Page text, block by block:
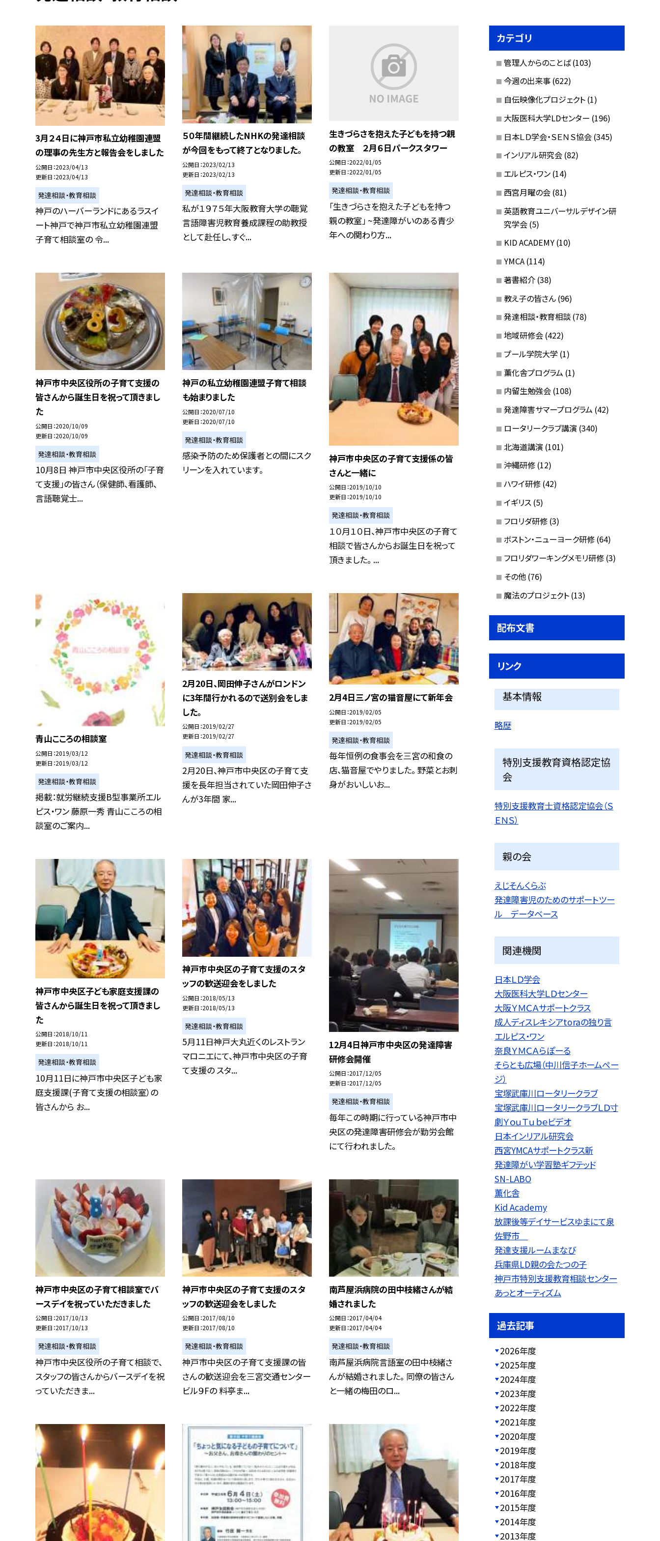
3月２４日に神戸市私立幼稚園連盟
の理事の先生方と報告会をしました
公開日 2023/04/13
更新日 2023/04/13
発達相談・教育相談
神戸のハーバーランドにあるラスイ
ート神戸で神戸市私立幼稚園連盟
子育て相談室の 令...
５０年間継続したNHKの発達相談
が今回をもって終了となりました。
公開日 2023/02/13
更新日 2023/02/13
発達相談・教育相談
私が１９７５年大阪教育大学の聴覚
言語障害児教育養成課程の助教授
として赴任し、すぐ...
生きづらさを抱えた子どもを持つ親
の教室 ２月６日パークスタワー
公開日 2022/01/05
更新日 2022/01/05
発達相談・教育相談
「生きづらさを抱えた子どもを持つ
親の教室」 ~発達障がいのある青少
年への関わり方...
神戸市中央区役所の子育て支援の
皆さんから誕生日を祝って頂きまし
た
公開日 2020/10/09
更新日 2020/10/09
発達相談・教育相談
10月8日 神戸市中央区役所の「子育
て支援」の皆さん（保健師、看護師、
言語聴覚士...
神戸の私立幼稚園連盟子育て相談
も始まりました
公開日 2020/07/10
更新日 2020/07/10
発達相談・教育相談
感染予防のため保護者との間にスク
リーンを入れています。
神戸市中央区の子育て支援係の皆
さんと一緒に
公開日 2019/10/10
更新日 2019/10/10
発達相談・教育相談
１０月１０日、神戸市中央区の子育て
相談で皆さんからお誕生日を祝って
頂きました。 ...
青山こころの相談室
公開日 2019/03/12
更新日 2019/03/12
発達相談・教育相談
掲載：就労継続支援B型事業所エル
ピス・ワン 藤原一秀 青山こころの相
談室のご案内...
2月20日、岡田伸子さんがロンドン
に3年間行かれるので送別会をしま
した。
公開日 2019/02/27
更新日 2019/02/27
発達相談・教育相談
2月20日、神戸市中央区の子育て支
援を長年担当されていた岡田伸子さ
んが3年間 家...
2月4日三ノ宮の猫音屋にて新年会
公開日 2019/02/05
更新日 2019/02/05
発達相談・教育相談
毎年恒例の食事会を三宮の和食の
店、猫音屋でやりました。 野菜とお刺
身がおいしいお...
神戸市中央区子ども家庭支援課の
皆さんから誕生日を祝って頂きまし
た
公開日 2018/10/11
更新日 2018/10/11
発達相談・教育相談
10月11日に神戸市中央区子ども家
庭支援課(子育て支援の相談室）の
皆さんから お...
神戸市中央区の子育て支援のスタ
ッフの歓送迎会をしました
公開日 2018/05/13
更新日 2018/05/13
発達相談・教育相談
5月11日神戸大丸近くのレストラン
マロニエにて、神戸市中央区の子育
て支援の スタ...
12月4日神戸市中央区の発達障害
研修会開催
公開日 2017/12/05
更新日 2017/12/05
発達相談・教育相談
毎年この時期に行っている神戸市中
央区の発達障害研修会が勤労会館
にて行われました。
神戸市中央区の子育て相談室でバ
ースデイを祝っていただきました
公開日 2017/10/13
更新日 2017/10/13
発達相談・教育相談
神戸市中央区役所の子育て相談で、
スタッフの皆さんからバースデイを祝
っていただきま...
神戸市中央区の子育て支援のスタ
ッフの歓送迎会をしました
公開日 2017/08/10
更新日 2017/08/10
発達相談・教育相談
神戸市中央区の子育て支援課の皆
さんの歓送迎会を三宮交通センター
ビル９Fの 料亭ま...
南芦屋浜病院の田中枝緒さんが結
婚されました
公開日 2017/04/04
更新日 2017/04/04
発達相談・教育相談
南芦屋浜病院言語室の田中枝緒さ
んが結婚されました。 同僚の皆さん
と一緒の梅田のロ...
カテゴリ
管理人からのことば (103)
今週の出来事 (622)
自伝映像化プロジェクト (1)
大阪医科大学LDセンター (196)
日本ＬＤ学会・ＳＥＮＳ協会 (345)
インリアル研究会 (82)
エルピス・ワン (14)
西宮月曜の会 (81)
英語教育ユニバーサルデザイン研
究学会 (5)
KID ACADEMY (10)
YMCA (114)
著書紹介 (38)
教え子の皆さん (96)
発達相談・教育相談 (78)
地域研修会 (422)
プール学院大学 (1)
薫化舎プログラム (1)
内留生勉強会 (108)
発達障害サマープログラム (42)
ロータリークラブ講演 (340)
北海道講演 (101)
沖縄研修 (12)
ハワイ研修 (42)
イギリス (5)
フロリダ研修 (3)
ボストン・ニューヨーク研修 (64)
フロリダワーキングメモリ研修 (3)
その他 (76)
魔法のプロジェクト (13)
配布文書
リンク
基本情報
略歴
特別支援教育資格認定協
会
特別支援教育士資格認定協会（Ｓ
ＥＮＳ）
親の会
えじそんくらぶ
発達障害児のためのサポートツー
ル データベース
関連機関
日本ＬＤ学会
大阪医科大学ＬＤセンター
大阪ＹＭＣＡサポートクラス
成人ディスレキシアtoraの独り言
エルピス・ワン
奈良ＹＭＣＡらぽーる
そらとも広場（中川信子ホームペー
ジ）
宝塚武庫川ロータリークラブ
宝塚武庫川ロータリークラブＬＤ寸
劇ＹｏｕＴｕｂｅビデオ
日本インリアル研究会
西宮YMCAサポートクラス新
発達障がい学習塾ギフテッド
SN-LABO
薫化舎
Kid Academy
放課後等デイサービスゆまにて泉
佐野市
発達支援ルームまなび
兵庫県LD親の会たつの子
神戸市特別支援教育相談センター
あっとオーティズム
過去記事
2026年度
2025年度
2024年度
2023年度
2022年度
2021年度
2020年度
2019年度
2018年度
2017年度
2016年度
2015年度
2014年度
2013年度